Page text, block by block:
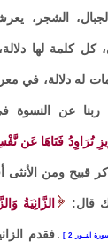
الشجر،
كل كلمة لها
له دلالة، في
عن النسوة
تُرَاوِدُ فَتَاهَا عَن
قبيح ومن الأنثى
قال: الزَّانِيَةُ
النــور 2 .فقدم